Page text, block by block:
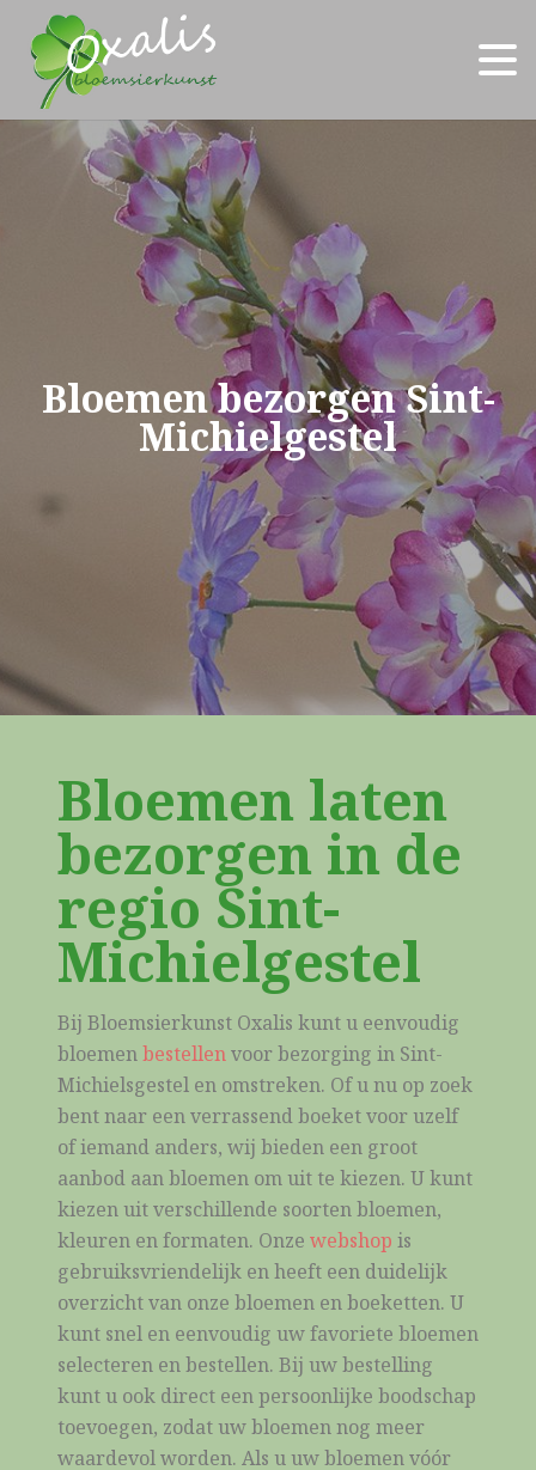
Bloemen bezorgen Sint-
Michielgestel
Bloemen laten
bezorgen in de
regio Sint-
Michielgestel
Bij Bloemsierkunst Oxalis kunt u eenvoudig
bloemenbestellenvoor bezorging in Sint-
Michielsgestel en omstreken. Of u nu op zoek
bent naar een verrassend boeket voor uzelf
of iemand anders, wij bieden een groot
aanbod aan bloemen om uit te kiezen. U kunt
kiezen uit verschillende soorten bloemen,
kleuren en formaten. Onze webshop is
gebruiksvriendelijk en heeft een duidelijk
overzicht van onze bloemen en boeketten. U
kunt snel en eenvoudig uw favoriete bloemen
selecteren en bestellen. Bij uw bestelling
kunt u ook direct een persoonlijke boodschap
toevoegen, zodat uw bloemen nog meer
waardevol worden. Als u uw bloemen vóór